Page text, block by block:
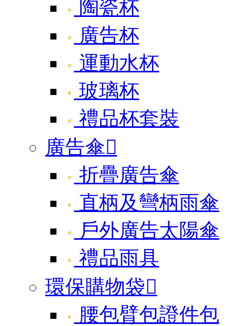
陶瓷杯
廣告杯
運動水杯
玻璃杯
禮品杯套裝
廣告傘
折疊廣告傘
直柄及彎柄雨傘
戶外廣告太陽傘
禮品雨具
環保購物袋
腰包臂包證件包